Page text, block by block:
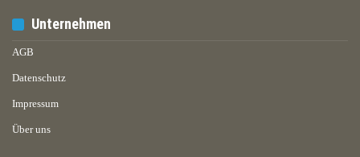
Unternehmen
AGB
Datenschutz
Impressum
Über uns